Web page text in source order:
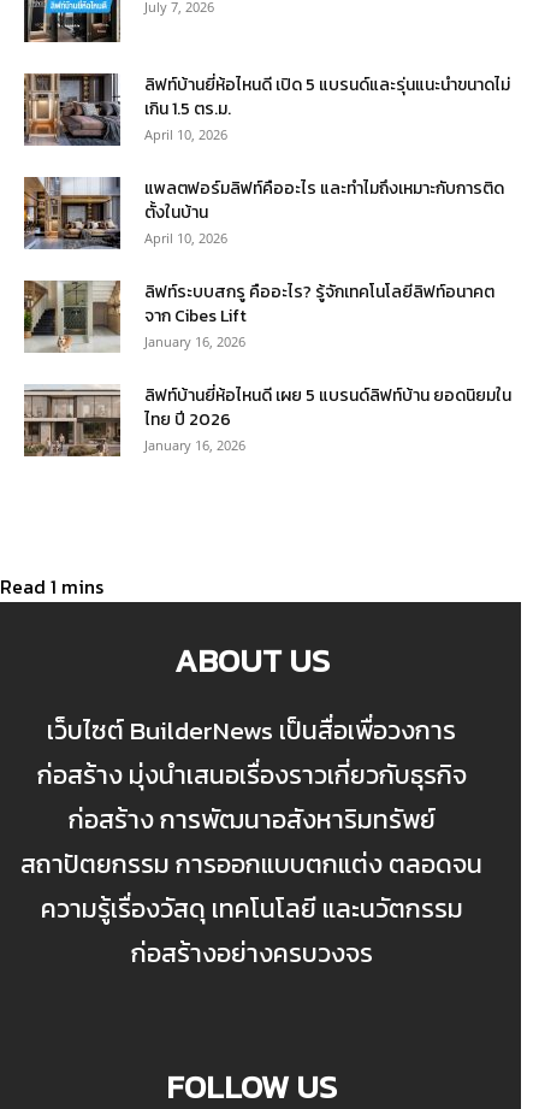
July 7, 2026
ลิฟท์บ้านยี่ห้อไหนดี เปิด 5 แบรนด์และรุ่นแนะนำขนาดไม่
เกิน 1.5 ตร.ม.
April 10, 2026
แพลตฟอร์มลิฟท์คืออะไร และทำไมถึงเหมาะกับการติด
ตั้งในบ้าน
April 10, 2026
ลิฟท์ระบบสกรู คืออะไร? รู้จักเทคโนโลยีลิฟท์อนาคต
จาก Cibes Lift
January 16, 2026
ลิฟท์บ้านยี่ห้อไหนดี เผย 5 แบรนด์ลิฟท์บ้าน ยอดนิยมใน
ไทย ปี 2026
January 16, 2026
ABOUT US
เว็บไซต์ BuilderNews เป็นสื่อเพื่อวงการ
ก่อสร้าง มุ่งนำเสนอเรื่องราวเกี่ยวกับธุรกิจ
ก่อสร้าง การพัฒนาอสังหาริมทรัพย์
สถาปัตยกรรม การออกแบบตกแต่ง ตลอดจน
ความรู้เรื่องวัสดุ เทคโนโลยี และนวัตกรรม
ก่อสร้างอย่างครบวงจร
FOLLOW US